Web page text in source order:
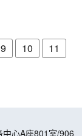
9 10
11
心A座801室/906